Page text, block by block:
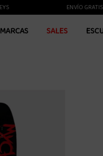
ENVÍO GRATIS A
MARCAS SALES